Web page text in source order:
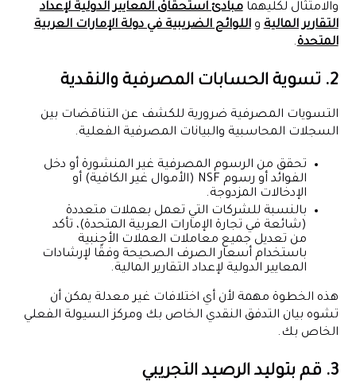
والامتثال لكليهمامبادئ استحقاق المعايير الدولية لإعداد
التقارير الماليةواللوائح الضريبية في دولة الإمارات العربية
المتحدة.
2. تسوية الحسابات المصرفية والنقدية
التسويات المصرفية ضرورية للكشف عن التناقضات بين
السجلات المحاسبية والبيانات المصرفية الفعلية.
تحقق من الرسوم المصرفية غير المنشورة أو دخل
الفوائد أو رسوم NSF (الأموال غير الكافية) أو
الإدخالات المزدوجة.
بالنسبة للشركات التي تعمل بعملات متعددة
(شائعة في تجارة الإمارات العربية المتحدة)، تأكد
من تعديل جميع معاملات العملات الأجنبية
باستخدام أسعار الصرف الصحيحة وفقًا لإرشادات
المعايير الدولية لإعداد التقارير المالية.
هذه الخطوة مهمة لأن أي اختلافات غير معدلة يمكن أن
تشوه بيان التدفق النقدي الخاص بك ومركز السيولة الفعلي
الخاص بك.
3. قم بتوليد الرصيد التجريبي